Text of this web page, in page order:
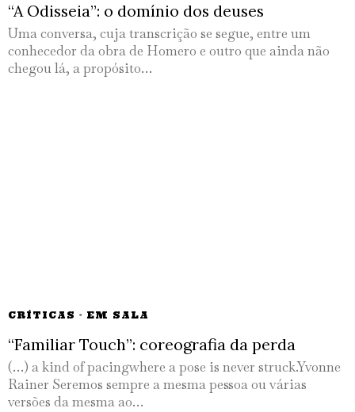
“A Odisseia”: o domínio dos deuses
Uma conversa, cuja transcrição se segue, entre um
conhecedor da obra de Homero e outro que ainda não
chegou lá, a propósito…
CRÍTICAS · EM SALA
“Familiar Touch”: coreografia da perda
(…) a kind of pacingwhere a pose is never struck.Yvonne
Rainer Seremos sempre a mesma pessoa ou várias
versões da mesma ao…